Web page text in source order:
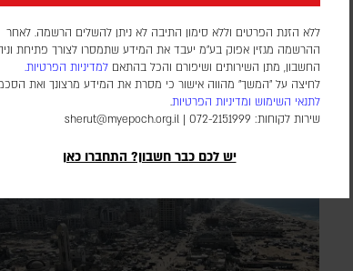
ללא הזנת הפרטים וללא סימון התיבה לא ניתן להשלים הרשמה. לאחר
ההרשמה מגזין אפוק בע״מ יעבד את המידע שתמסרו לצורך פתיחת
החשבון, מתן השירותים ושיפורם והכל בהתאם למדיניות הפרטיות.
לחיצה על "המשך" מהווה אישור כי מסרת את המידע מרצונך ואת
לתנאי השימוש ומדיניות הפרטיות.
שירות לקוחות: 072-2151999 |
sherut@myepoch.org.il
יש לכם כבר חשבון? התחברו כאן
וושינגטון מבקשת לתרגם את המחיר הכלכלי לשינוי מדיני, וטהראן
מהמרת שתוכל להחזיק מעמד